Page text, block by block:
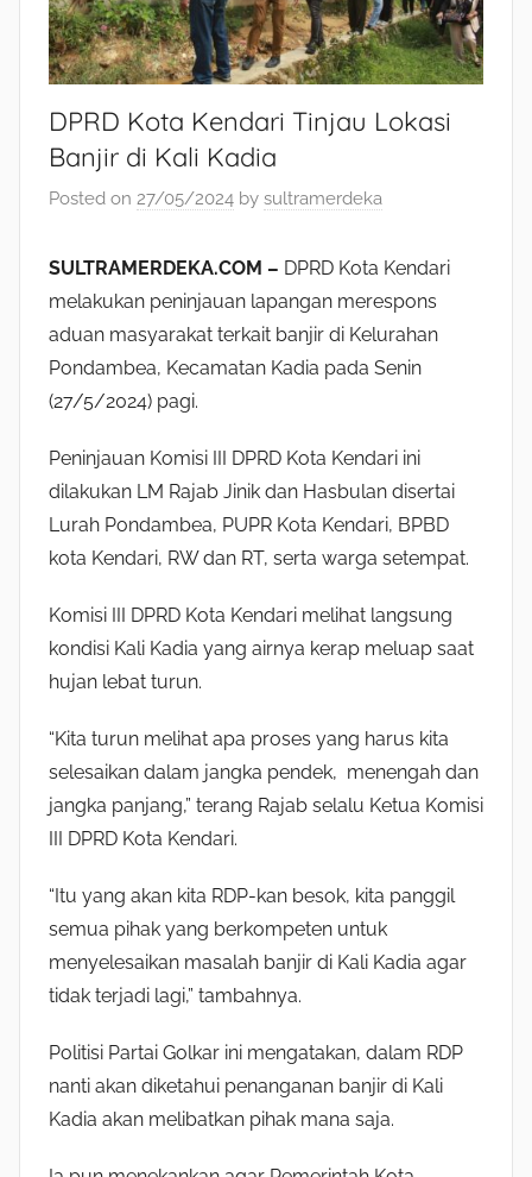
DPRD Kota Kendari Tinjau Lokasi
Banjir di Kali Kadia
Posted on 27/05/2024 by sultramerdeka
SULTRAMERDEKA.COM – DPRD Kota Kendari
melakukan peninjauan lapangan merespons
aduan masyarakat terkait banjir di Kelurahan
Pondambea, Kecamatan Kadia pada Senin
(27/5/2024) pagi.
Peninjauan Komisi III DPRD Kota Kendari ini
dilakukan LM Rajab Jinik dan Hasbulan disertai
Lurah Pondambea, PUPR Kota Kendari, BPBD
kota Kendari, RW dan RT, serta warga setempat.
Komisi III DPRD Kota Kendari melihat langsung
kondisi Kali Kadia yang airnya kerap meluap saat
hujan lebat turun.
“Kita turun melihat apa proses yang harus kita
selesaikan dalam jangka pendek, menengah dan
jangka panjang,” terang Rajab selalu Ketua Komisi
III DPRD Kota Kendari.
“Itu yang akan kita RDP-kan besok, kita panggil
semua pihak yang berkompeten untuk
menyelesaikan masalah banjir di Kali Kadia agar
tidak terjadi lagi,” tambahnya.
Politisi Partai Golkar ini mengatakan, dalam RDP
nanti akan diketahui penanganan banjir di Kali
Kadia akan melibatkan pihak mana saja.